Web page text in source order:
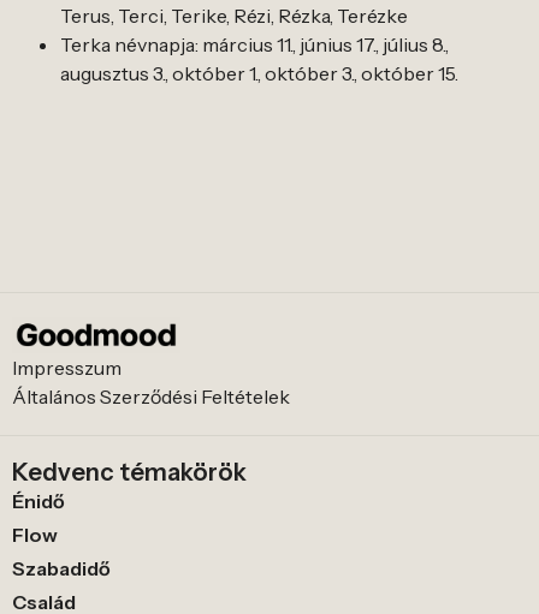
Terus, Terci, Terike, Rézi, Rézka, Terézke
Terka névnapja: március 11., június 17., július 8.,
augusztus 3., október 1., október 3., október 15.
Impresszum
Általános Szerződési Feltételek
Kedvenc témakörök
Énidő
Flow
Szabadidő
Család